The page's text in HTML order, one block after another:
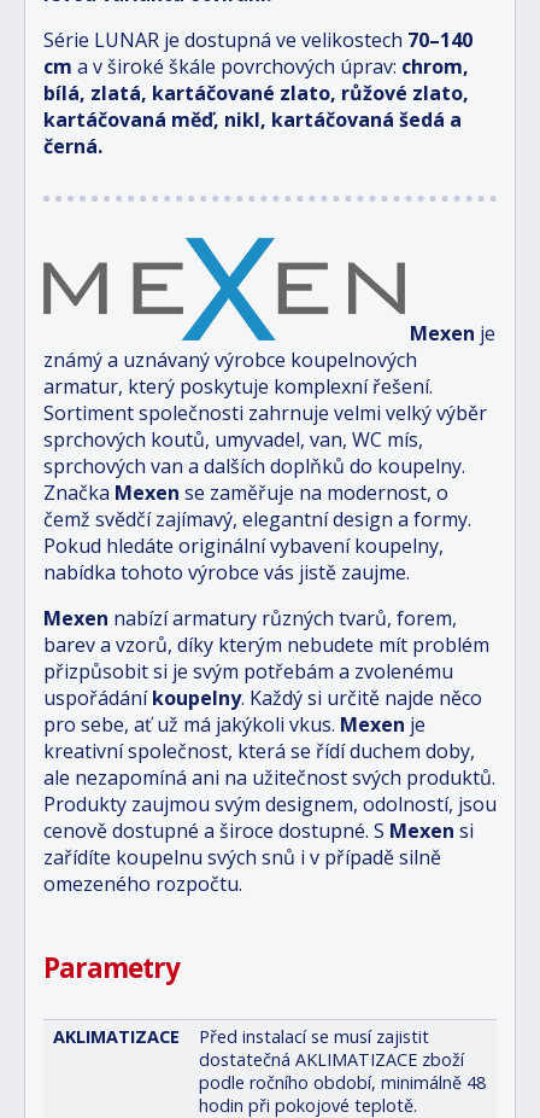
Série LUNAR je dostupná ve velikostech 70–140
cm a v široké škále povrchových úprav: chrom,
bílá, zlatá, kartáčované zlato, růžové zlato,
kartáčovaná měď, nikl, kartáčovaná šedá a
černá.
Mexen je
známý a uznávaný výrobce koupelnových
armatur, který poskytuje komplexní řešení.
Sortiment společnosti zahrnuje velmi velký výběr
sprchových koutů, umyvadel, van, WC mís,
sprchových van a dalších doplňků do koupelny.
Značka Mexen se zaměřuje na modernost, o
čemž svědčí zajímavý, elegantní design a formy.
Pokud hledáte originální vybavení koupelny,
nabídka tohoto výrobce vás jistě zaujme.
Mexen nabízí armatury různých tvarů, forem,
barev a vzorů, díky kterým nebudete mít problém
přizpůsobit si je svým potřebám a zvolenému
uspořádáníkoupelny. Každý si určitě najde něco
pro sebe, ať už má jakýkoli vkus. Mexen je
kreativní společnost, která se řídí duchem doby,
ale nezapomíná ani na užitečnost svých produktů.
Produkty zaujmou svým designem, odolností, jsou
cenově dostupné a široce dostupné. S Mexen si
zařídíte koupelnu svých snů i v případě silně
omezeného rozpočtu.
Parametry
AKLIMATIZACE
Před instalací se musí zajistit
dostatečná AKLIMATIZACE zboží
podle ročního období, minimálně 48
hodin při pokojové teplotě.